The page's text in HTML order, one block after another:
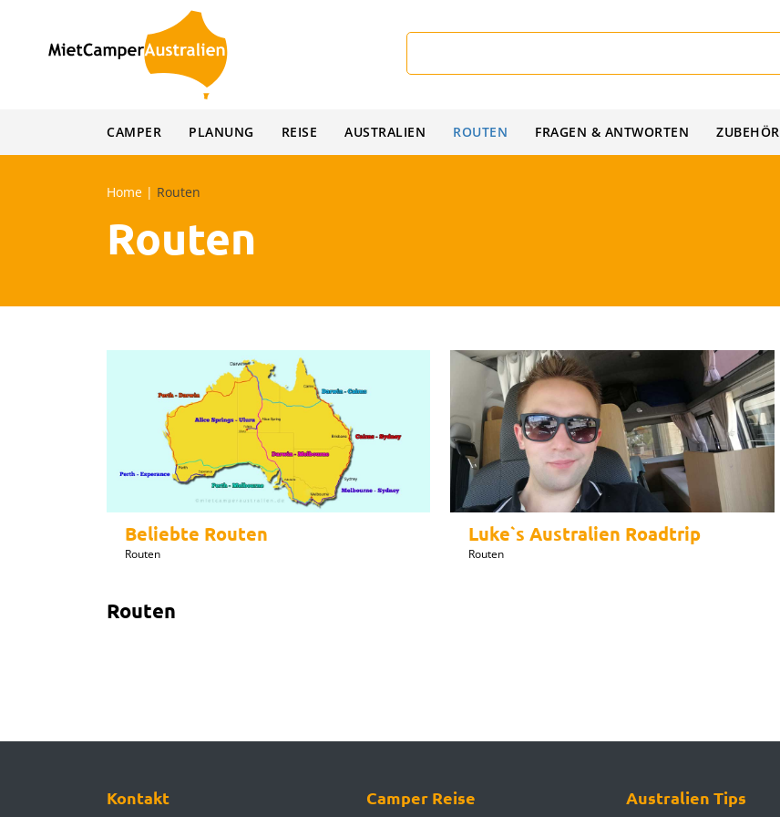
content
CAMPER PLANUNG REISE AUSTRALIEN ROUTEN FRAGEN & ANTWORTEN ZUBEHÖR
Home | Routen
Routen
Beliebte Routen
Routen
Luke`s Australien Roadtrip
Routen
Routen
Kontakt Camper Reise Australien Tips